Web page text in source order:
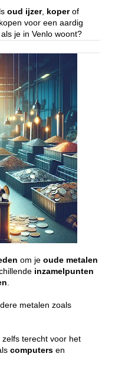
oud ijzer, koperof
voor een aardig
je in Venlo woont?
om je oude metalen
inzamelpunten
.
metalen zoals
zelfs terecht voor het
computers en